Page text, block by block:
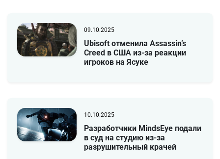
09.10.2025
Ubisoft отменила Assassin’s
Creed в США из-за реакции
игроков на Ясуке
10.10.2025
Разработчики MindsEye подали
в суд на студию из-за
разрушительный крачей